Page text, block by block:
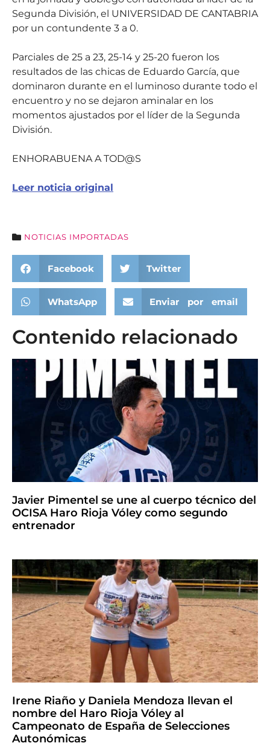
Segunda División, el UNIVERSIDAD DE CANTABRIA
por un contundente 3 a 0.
Parciales de 25 a 23, 25-14 y 25-20 fueron los
resultados de las chicas de Eduardo García, que
dominaron durante en el luminoso durante todo el
encuentro y no se dejaron aminalar en los
momentos ajustados por el líder de la Segunda
División.
ENHORABUENA A TOD@S
Leer noticia original
NOTICIAS IMPORTADAS
Facebook Twitter
WhatsApp Enviar por email
Contenido relacionado
Javier Pimentel se une al cuerpo técnico del
OCISA Haro Rioja Vóley como segundo
entrenador
Irene Riaño y Daniela Mendoza llevan el
nombre del Haro Rioja Vóley al
Campeonato de España de Selecciones
Autonómicas